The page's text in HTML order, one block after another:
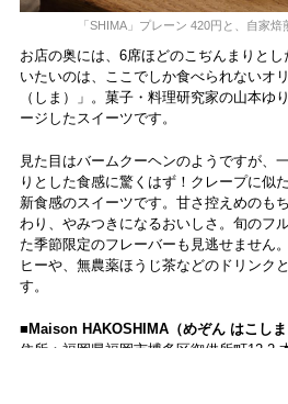
「SHIMA」プレーン 420円と、自家
お店の奥には、6席ほどのこぢんまりと
いたいのは、ここでしか食べられないオ
（しま）」。菓子・料理研究家の山本ゆ
ージしたスイーツです。
見た目はバームクーヘンのようですが、
りとした食感に驚くはず！クレープに似
新食感のスイーツです。甘さ控えめのも
わり、やみつきになるおいしさ。旬のフ
た季節限定のフレーバーも見逃せません
ヒーや、無農薬ほうじ茶などのドリンク
す。
■Maison HAKOSHIMA（めぞん はこしま
住所：福岡県福岡市博多区御供所町12-2